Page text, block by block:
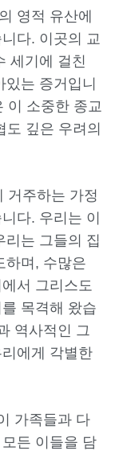
영적 유산에
다. 이곳의 교
세기에 걸친
있는 증거입니
이 소중한 종교
도 깊은 우려의
거주하는 가정
다. 우리는 이
리는 그들의 집
하며, 수많은
서 그리스도
목격해 왔습
역사적인 그
에게 각별한
가족들과 다
든 이들을 담